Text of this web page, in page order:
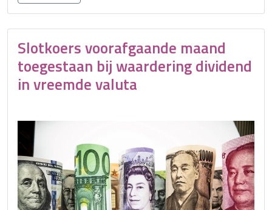
Slotkoers voorafgaande maand
toegestaan bij waardering dividend
in vreemde valuta